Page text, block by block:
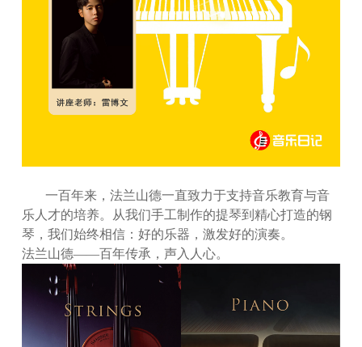
一百年来，法兰山德一直致力于支持音乐教育与音
乐人才的培养。从我们手工制作的提琴到精心打造的钢
琴，我们始终相信：好的乐器，激发好的演奏。
法兰山德——百年传承，声入人心。